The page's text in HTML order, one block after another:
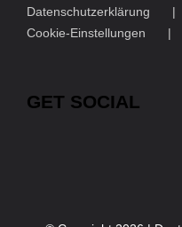
Datenschutzerklärung
Cookie-Einstellungen
GET SOCIAL